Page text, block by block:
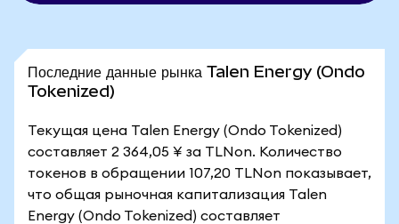
Последние данные рынка Talen Energy (Ondo
Tokenized)
Текущая цена Talen Energy (Ondo Tokenized)
составляет 2 364,05 ¥ за TLNon. Количество
токенов в обращении 107,20 TLNon показывает,
что общая рыночная капитализация Talen
Energy (Ondo Tokenized) составляет